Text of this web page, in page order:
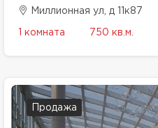
Миллионная ул, д 11к87
1 комната 750 кв.м.
Продажа